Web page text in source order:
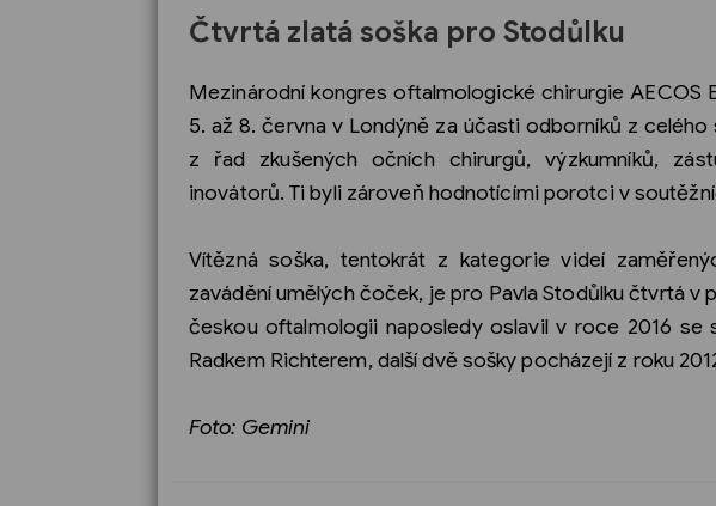
Čtvrtá zlatá soška pro Stodůlku
Mezinárodní kongres oftalmologické chirurgie AECOS
5. až 8. června v Londýně za účasti odborníků z
z řad zkušených očních chirurgů, výzkumníků,
inovátorů. Ti byli zároveň hodnotícími porotci v
Vítězná soška, tentokrát z kategorie videí
zavádění umělých čoček, je pro Pavla Stodůlku čtvrtá v
českou oftalmologii naposledy oslavil v roce 2016
Radkem Richterem, další dvě sošky pocházejí z roku
Foto: Gemini